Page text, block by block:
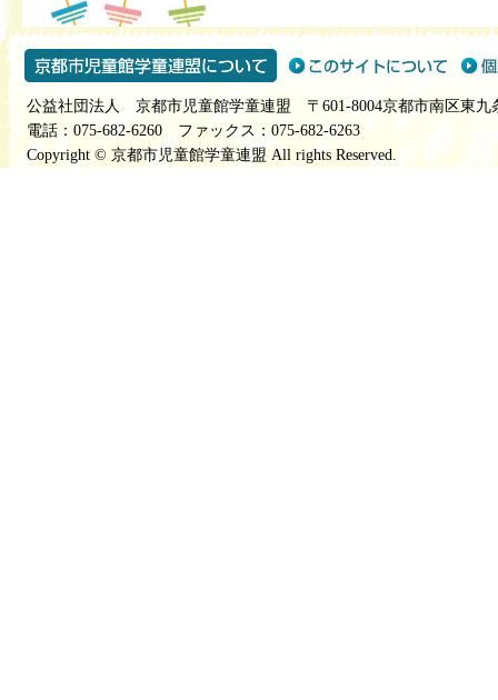
公益社団法人 京都市児童館学童連盟 〒601-8004京都市南区東九
電話：075-682-6260 ファックス：075-682-6263
Copyright © 京都市児童館学童連盟 All rights Reserved.